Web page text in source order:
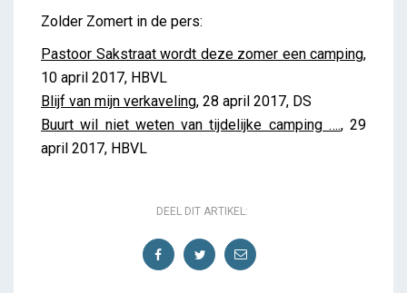
Zolder Zomert in de pers:
Pastoor Sakstraat wordt deze zomer een camping,
10 april 2017, HBVL
Blijf van mijn verkaveling, 28 april 2017, DS
Buurt wil niet weten van tijdelijke camping …., 29
april 2017, HBVL
DEEL DIT ARTIKEL: